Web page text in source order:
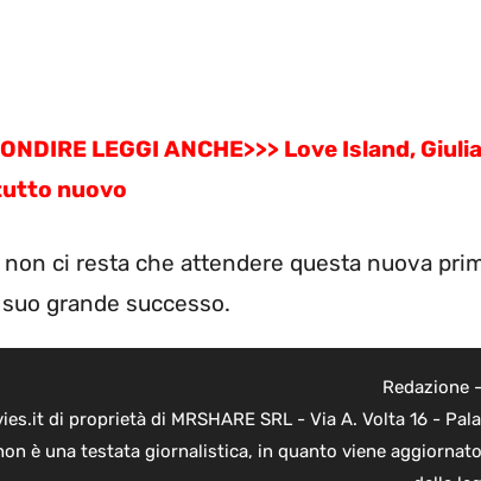
LEGGI ANCHE>>> Love Island,
nuovo
ci resta che attendere questa nuova
grande successo.
Redazione-
di proprietà di MRSHARE SRL - Via A. Volta 16 -
è una testata giornalistica, in quanto viene